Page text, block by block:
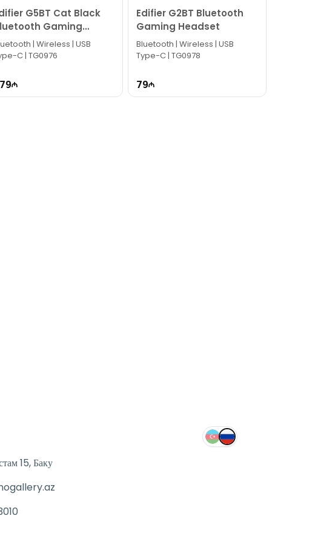
G5BT Cat Black
Gaming
| Wireless | USB
C | TG0976
Edifier G2BT Bluetooth
Gaming Headset
Bluetooth | Wireless | USB
Type-C | TG0978
79
15, Баку